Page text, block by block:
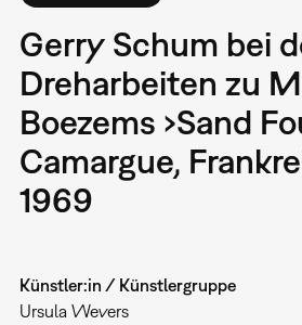
Gerry Schum bei
Dreharbeiten zu
Boezems ›Sand
Camargue,
1969
Künstler:in / Künstlergruppe
Ursula Wevers